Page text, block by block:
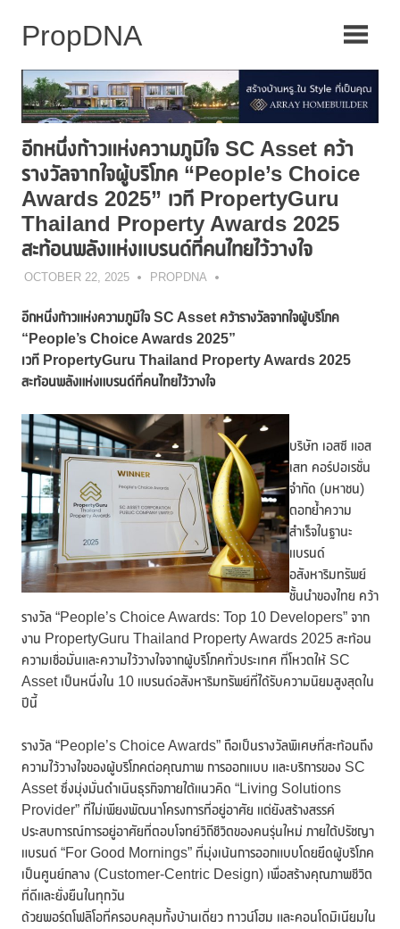
อีกหนึ่งก้าวแห่งความภูมิใจ SC Asset คว้า
รางวัลจากใจผู้บริโภค “People’s Choice
Awards 2025” เวที PropertyGuru
Thailand Property Awards 2025
สะท้อนพลังแห่งแบรนด์ที่คนไทยไว้วางใจ
OCTOBER 22, 2025 PROPDNA
อีกหนึ่งก้าวแห่งความภูมิใจSC Asset คว้ารางวัลจากใจผู้บริโภค
“People’s Choice Awards 2025”
เวที PropertyGuru Thailand Property Awards 2025
สะท้อนพลังแห่งแบรนด์ที่คนไทยไว้วางใจ
บริษัท เอสซี แอส
เสท คอร์ปอเรชั่น
จำกัด (มหาชน)
ตอกย้ำความ
สำเร็จในฐานะ
แบรนด์
อสังหาริมทรัพย์
ชั้นนำของไทย คว้า
รางวัล “People’s Choice Awards: Top 10 Developers” จาก
งาน PropertyGuru Thailand Property Awards 2025 สะท้อน
ความเชื่อมั่นและความไว้วางใจจากผู้บริโภคทั่วประเทศ ที่โหวตให้ SC
Asset เป็นหนึ่งใน 10 แบรนด์อสังหาริมทรัพย์ที่ได้รับความนิยมสูงสุดใน
ปีนี้
รางวัล “People’s Choice Awards” ถือเป็นรางวัลพิเศษที่สะท้อนถึง
ความไว้วางใจของผู้บริโภคต่อคุณภาพ การออกแบบ และบริการของ SC
Asset ซึ่งมุ่งมั่นดำเนินธุรกิจภายใต้แนวคิด “Living Solutions
Provider” ที่ไม่เพียงพัฒนาโครงการที่อยู่อาศัย แต่ยังสร้างสรรค์
ประสบการณ์การอยู่อาศัยที่ตอบโจทย์วิถีชีวิตของคนรุ่นใหม่ ภายใต้ปรัชญา
แบรนด์ “For Good Mornings” ที่มุ่งเน้นการออกแบบโดยยึดผู้บริโภค
เป็นศูนย์กลาง (Customer-Centric Design) เพื่อสร้างคุณภาพชีวิต
ที่ดีและยั่งยืนในทุกวัน
ด้วยพอร์ตโฟลิโอที่ครอบคลุมทั้งบ้านเดี่ยว ทาวน์โฮม และคอนโดมิเนียมใน